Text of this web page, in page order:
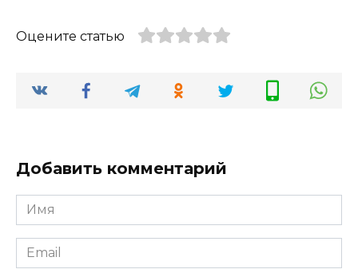
Оцените статью
Добавить комментарий
Имя
Email